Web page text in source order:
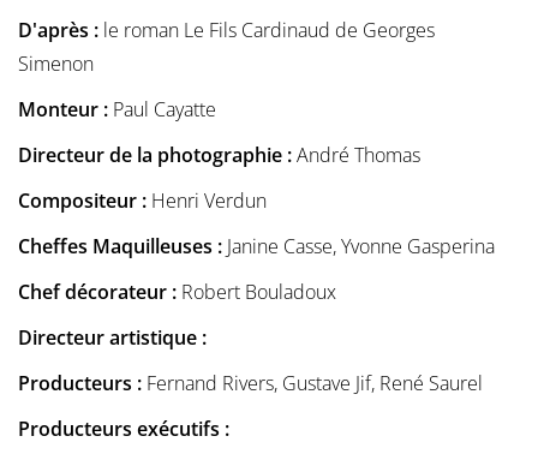
D'après : le roman Le Fils Cardinaud de Georges
Simenon
Monteur : Paul Cayatte
Directeur de la photographie :André Thomas
Compositeur : Henri Verdun
Cheffes Maquilleuses : Janine Casse, Yvonne Gasperina
Chef décorateur : Robert Bouladoux
Directeur artistique :
Producteurs : Fernand Rivers, Gustave Jif, René Saurel
Producteurs exécutifs :